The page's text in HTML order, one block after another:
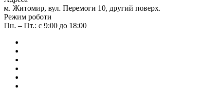
м. Житомир, вул. Перемоги 10, другий поверх.
Режим роботи
Пн. – Пт.: с 9:00 до 18:00